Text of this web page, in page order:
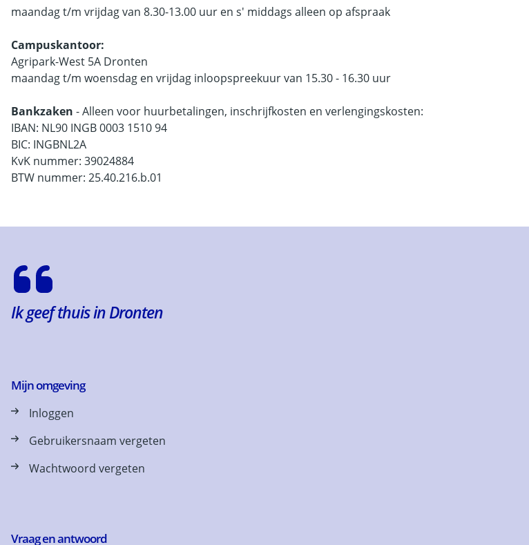
maandag t/m vrijdag van 8.30-13.00 uur en s' middags alleen op afspraak
Campuskantoor:
Agripark-West 5A Dronten
maandag t/m woensdag en vrijdag inloopspreekuur van 15.30 - 16.30 uur
Bankzaken - Alleen voor huurbetalingen, inschrijfkosten en verlengingskosten:
IBAN: NL90 INGB 0003 1510 94
BIC: INGBNL2A
KvK nummer: 39024884
BTW nummer: 25.40.216.b.01
Ik geef thuis in Dronten
Mijn omgeving
Inloggen
Gebruikersnaam vergeten
Wachtwoord vergeten
Vraag en antwoord